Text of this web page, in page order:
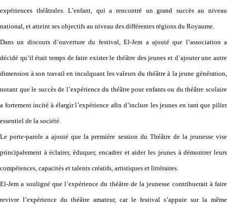
expériences théâtrales. L’enfant, qui a rencontré un grand succès au niveau
national, et atteint ses objectifs au niveau des différentes régions du Royaume.
Dans un discours d’ouverture du festival, El-Jem a ajouté que l’association a
décidé qu’il était temps de faire exister le théâtre des jeunes et d’ajouter une autre
dimension à son travail en inculquant les valeurs du théâtre à la jeune génération,
notant que le succès de l’expérience du théâtre pour enfants ou du théâtre scolaire
a fortement incité à élargir l’expérience afin d’inclure les jeunes en tant que pilier
essentiel de la société.
Le porte-parole a ajouté que la première session du Théâtre de la jeunesse vise
principalement à éclairer, éduquer, encadrer et aider les jeunes à démontrer leurs
compétences, capacités et talents créatifs, artistiques et littéraires.
El-Jem a souligné que l’expérience du théâtre de la jeunesse contribuerait à faire
revivre l’expérience du théâtre amateur, car le festival s’appuie sur la même